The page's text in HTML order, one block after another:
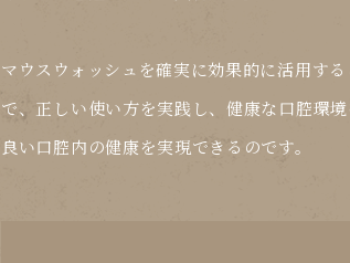
マウスウォッシュを確実に効果的に活用す
で、正しい使い方を実践し、健康な口腔環
良い口腔内の健康を実現できるのです。